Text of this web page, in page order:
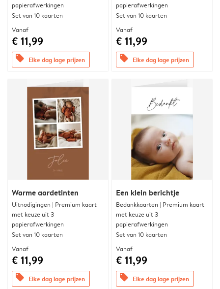
papierafwerkingen
Set van 10 kaarten
Vanaf
€ 11,99
offers Elke dag lage prijzen
papierafwerkingen
Set van 10 kaarten
Vanaf
€ 11,99
offers Elke dag lage prijzen
Warme aardetinten
Uitnodigingen | Premium kaart
met keuze uit 3
papierafwerkingen
Set van 10 kaarten
Vanaf
€ 11,99
offers Elke dag lage prijzen
Een klein berichtje
Bedankkaarten | Premium kaart
met keuze uit 3
papierafwerkingen
Set van 10 kaarten
Vanaf
€ 11,99
offers Elke dag lage prijzen